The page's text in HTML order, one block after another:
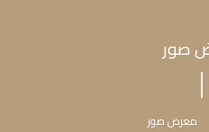
صور
معرض صور